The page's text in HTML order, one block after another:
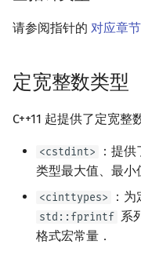
请参阅指针的 对应章节
定宽整数类型
C++11 起提供了定宽整
<cstdint>
：提
类型最大值、最小
<cinttypes> ：
std::fprintf 系
格式宏常量．